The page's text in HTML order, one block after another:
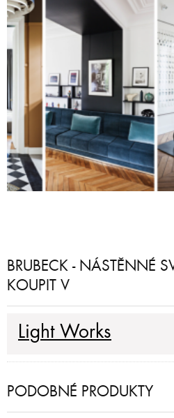
BRUBECK - NÁSTĚNNÉ
KOUPIT V
Light Works
PODOBNÉ PRODUKTY